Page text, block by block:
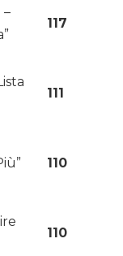
117
111
110
110